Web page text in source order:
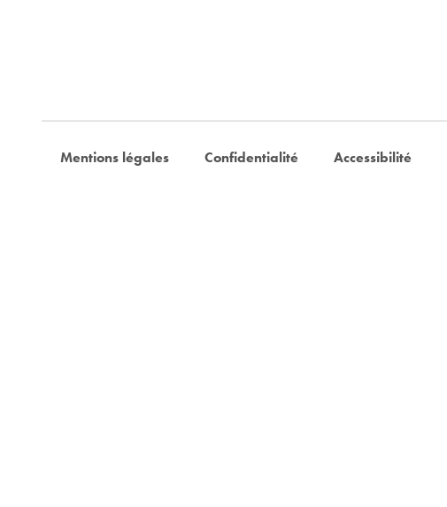
Mentions légales Confidentialité Accessibilité